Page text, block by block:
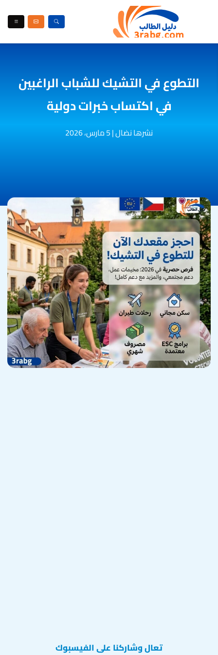
التطوع في التشيك للشباب الراغبين
في اكتساب خبرات دولية
نشرها نضال|5 مارس، 2026
تعال وشاركنا على الفيسبوك